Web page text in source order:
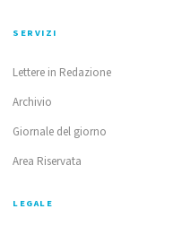
SERVIZI
Lettere in Redazione
Archivio
Giornale del giorno
Area Riservata
LEGALE